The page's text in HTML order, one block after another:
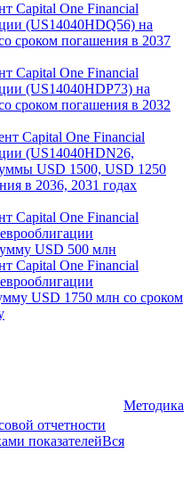
Capital One Financial
(US14040HDQ56) на
сроком погашения в 2037
Capital One Financial
(US14040HDP73) на
сроком погашения в 2032
Capital One Financial
(US14040HDN26,
USD 1500, USD 1250
в 2036, 2031 годах
Capital One Financial
USD 500 млн
Capital One Financial
USD 1750 млн со сроком
Методика
отчетности
показателейВся